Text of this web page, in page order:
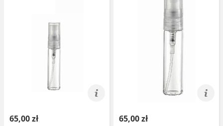
65,00 zł 65,00 zł